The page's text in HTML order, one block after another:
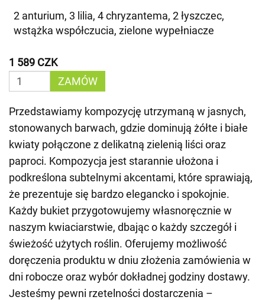
2 anturium, 3 lilia, 4 chryzantema, 2 łyszczec,
wstążka współczucia, zielone wypełniacze
1 589 CZK
ZAMÓW
Przedstawiamy kompozycję utrzymaną w jasnych,
stonowanych barwach, gdzie dominują żółte i białe
kwiaty połączone z delikatną zielenią liści oraz
paproci. Kompozycja jest starannie ułożona i
podkreślona subtelnymi akcentami, które sprawiają,
że prezentuje się bardzo elegancko i spokojnie.
Każdy bukiet przygotowujemy własnoręcznie w
naszym kwiaciarstwie, dbając o każdy szczegół i
świeżość użytych roślin. Oferujemy możliwość
doręczenia produktu w dniu złożenia zamówienia w
dni robocze oraz wybór dokładnej godziny dostawy.
Jesteśmy pewni rzetelności dostarczenia –